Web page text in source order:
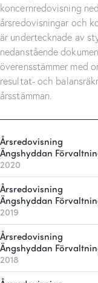
koncernredovisning
årsredovisningar och
är undertecknade av
nedanstående
överensstämmer med
resultat- och
årsstämman.
Årsredovisning
Ängshyddan
2020
Årsredovisning
Ängshyddan
2019
Årsredovisning
Ängshyddan
2018